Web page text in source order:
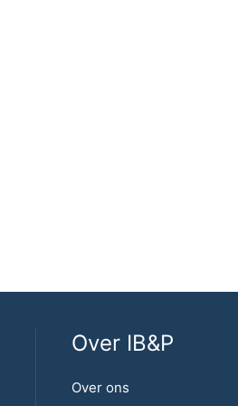
Over IB&P
Over ons